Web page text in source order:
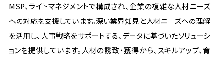
MSP、ライトマネジメントで構成され、企業の複雑な人材ニーズ
への対応を支援しています。深い業界知見と人材ニーズへの理解
を活用し、人事戦略をサポートする、データに基づいたソリューシ
ョンを提供しています。人材の誘致・獲得から、スキルアップ、育